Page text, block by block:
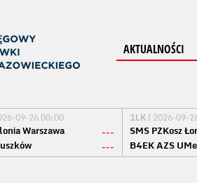
AKTUALNOŚCI
09-26 00:00
Warszawa
---
---
1LK | 2026-09-
SMS PZKosz
B4EK AZS